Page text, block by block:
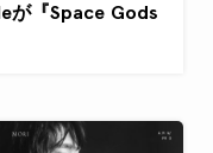
が『Space Gods